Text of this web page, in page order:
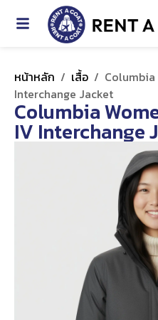
หน้าหลัก / เสื้อ / Columbia
Interchange Jacket
Columbia
IV Interchange